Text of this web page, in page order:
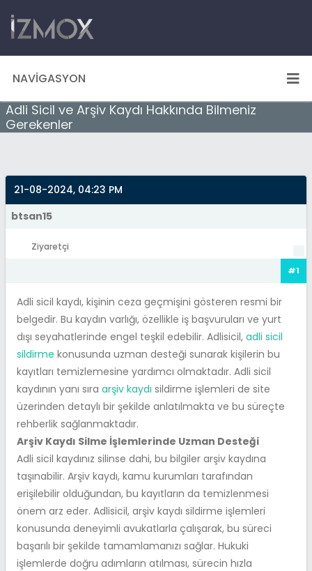
NAVIGASYON
Adli Sicil ve Arşiv Kaydı Hakkında Bilmeniz
Gerekenler
21-08-2024, 04:23 PM
btsan15
Ziyaretçi
#1
Adli sicil kaydı, kişinin ceza geçmişini gösteren resmi bir
belgedir. Bu kaydın varlığı, özellikle iş başvuruları ve yurt
dışı seyahatlerinde engel teşkil edebilir. Adlisicil, adli sicil
sildirme konusunda uzman desteği sunarak kişilerin bu
kayıtları temizlemesine yardımcı olmaktadır. Adli sicil
kaydının yanı sıra arşiv kaydı sildirme işlemleri de site
üzerinden detaylı bir şekilde anlatılmakta ve bu süreçte
rehberlik sağlanmaktadır.
Arşiv Kaydı Silme İşlemlerinde Uzman Desteği
Adli sicil kaydınız silinse dahi, bu bilgiler arşiv kaydına
taşınabilir. Arşiv kaydı, kamu kurumları tarafından
erişilebilir olduğundan, bu kayıtların da temizlenmesi
önem arz eder. Adlisicil, arşiv kaydı sildirme işlemleri
konusunda deneyimli avukatlarla çalışarak, bu süreci
başarılı bir şekilde tamamlamanızı sağlar. Hukuki
işlemlerde doğru adımların atılması, sürecin hızla